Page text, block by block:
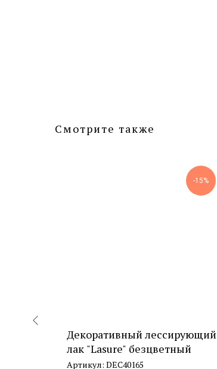
Смотрите также
-15%
Декоративный лессирующий
лак "Lasure" безцветный
Артикул: DEC40165